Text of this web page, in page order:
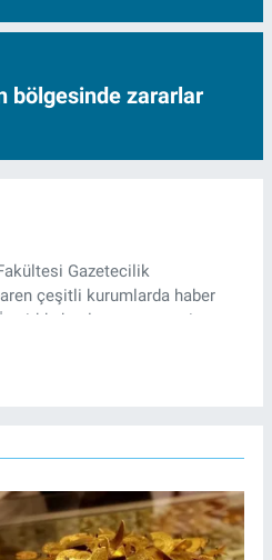
bölgesinde zararlar
Gazetecilik
çeşitli kurumlarda haber
başlayan gazeteci,